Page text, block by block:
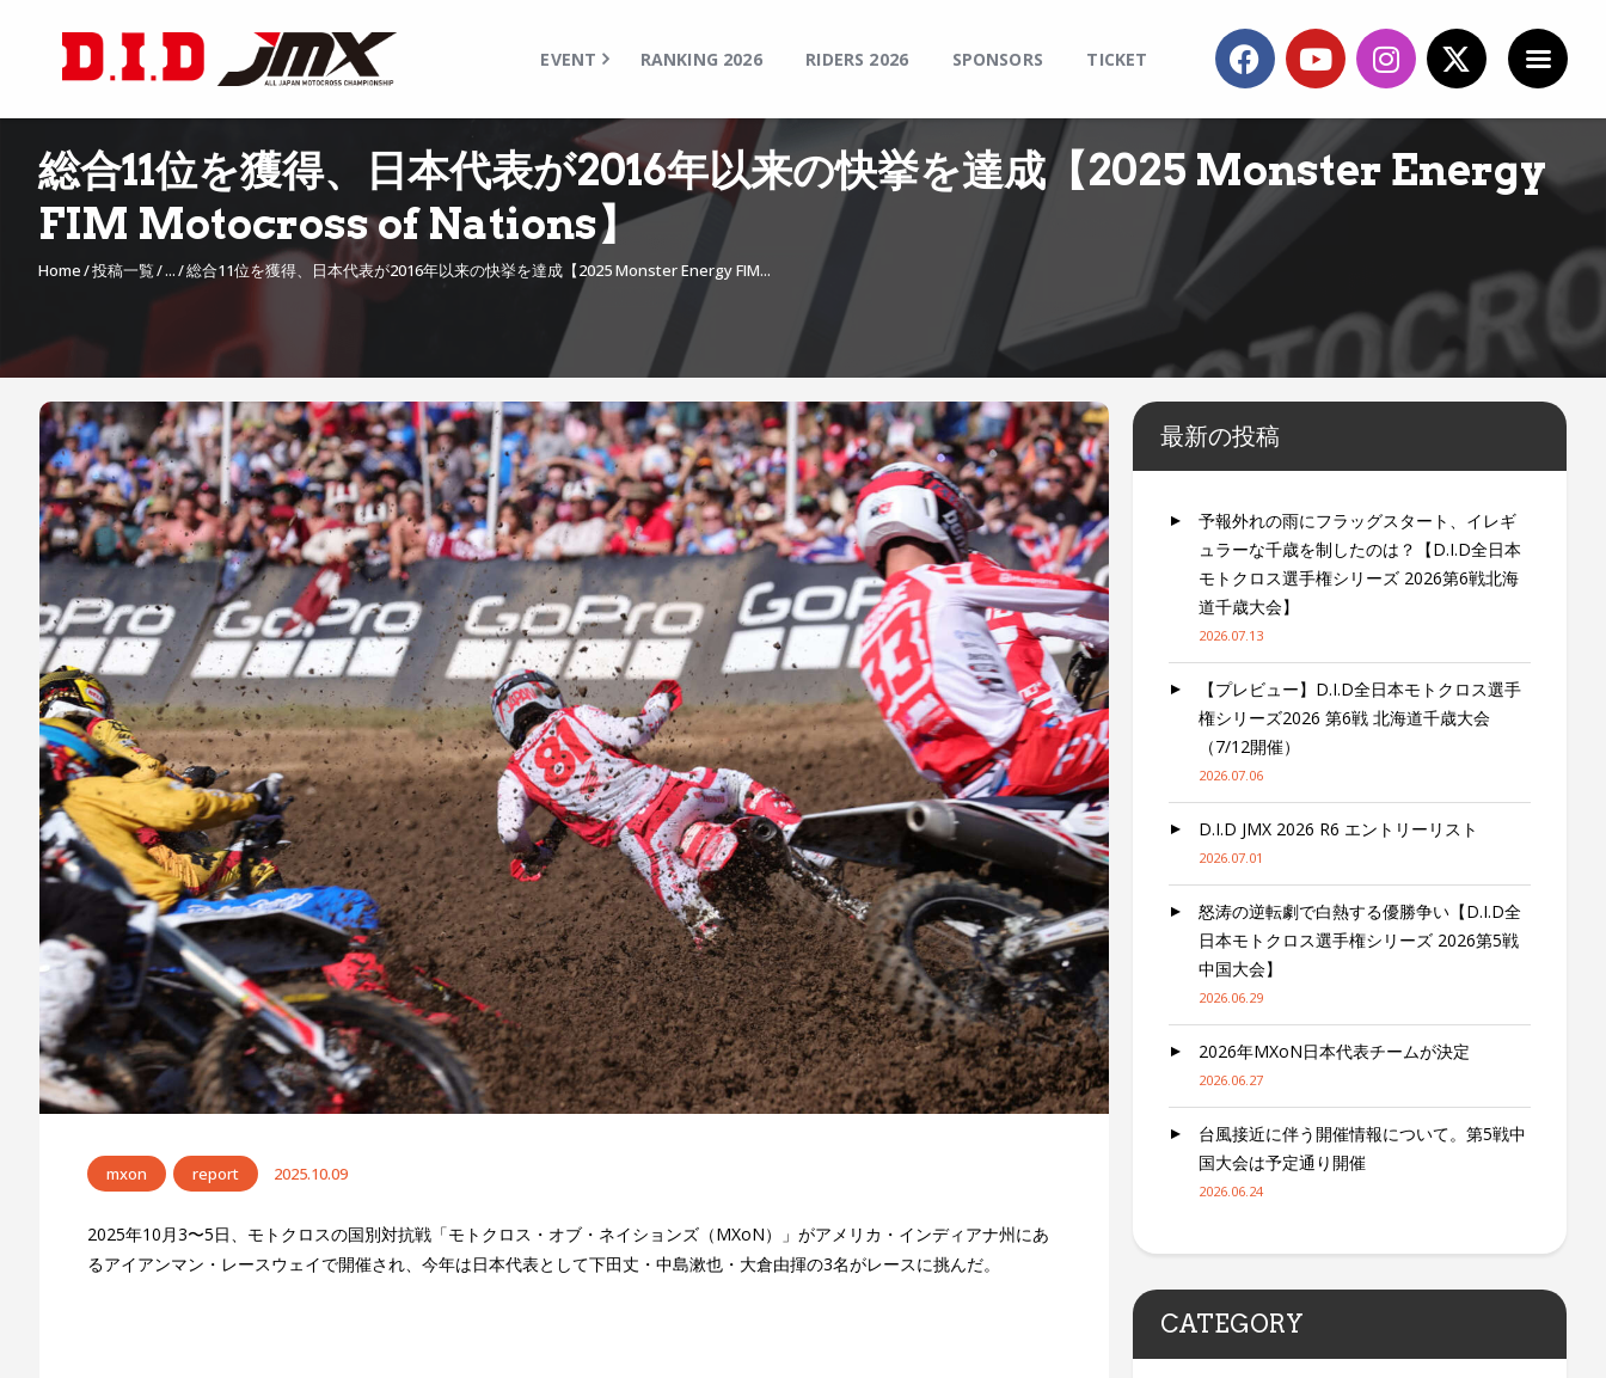
EVENT RANKING 2026 RIDERS 2026 SPONSORS TICKET
総合11位を獲得、日本代表が2016年以来の快挙を達成【2025 Monster Energy
FIM Motocross of Nations】
Home 投稿一覧 ... 総合11位を獲得、日本代表が2016年以来の快挙を達成【2025 Monster Energy FIM...
EVENT
RIDERS 2026
SPONSORS
TICKET
MSP Motosports Promotion TOP
mxon report 2025.10.09
2025年10月3〜5日、モトクロスの国別対抗戦「モトクロス・オブ・ネイションズ（MXoN）」がアメリカ・インディアナ州にあ
るアイアンマン・レースウェイで開催され、今年は日本代表として下田丈・中島漱也・大倉由揮の3名がレースに挑んだ。
投
稿
ナ
ビ
ゲ
ー
シ
ョ
ン
最新の投稿
予報外れの雨にフラッグスタート、イレギ
ュラーな千歳を制したのは？【D.I.D全日本
モトクロス選手権シリーズ 2026第6戦北海
道千歳大会】
2026.07.13
【プレビュー】D.I.D全日本モトクロス選手
権シリーズ2026 第6戦 北海道千歳大会
（7/12開催）
2026.07.06
D.I.D JMX 2026 R6 エントリーリスト
2026.07.01
怒涛の逆転劇で白熱する優勝争い【D.I.D全
日本モトクロス選手権シリーズ 2026第5戦
中国大会】
2026.06.29
2026年MXoN日本代表チームが決定
2026.06.27
台風接近に伴う開催情報について。第5戦中
国大会は予定通り開催
2026.06.24
CATEGORY